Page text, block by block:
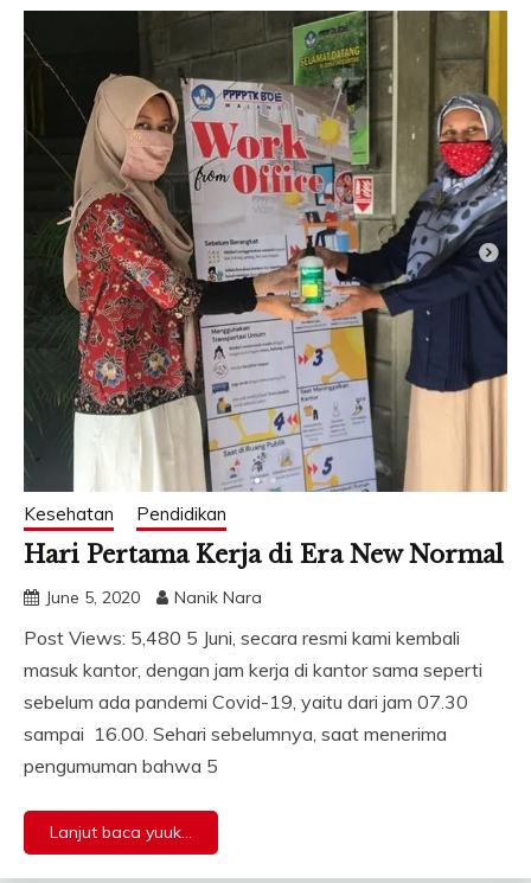
Kesehatan Pendidikan
Hari Pertama Kerja di Era New Normal
June 5, 2020 Nanik Nara
Post Views: 5,480 5 Juni, secara resmi kami kembali
masuk kantor, dengan jam kerja di kantor sama seperti
sebelum ada pandemi Covid-19, yaitu dari jam 07.30
sampai 16.00. Sehari sebelumnya, saat menerima
pengumuman bahwa 5
Lanjut baca yuuk...